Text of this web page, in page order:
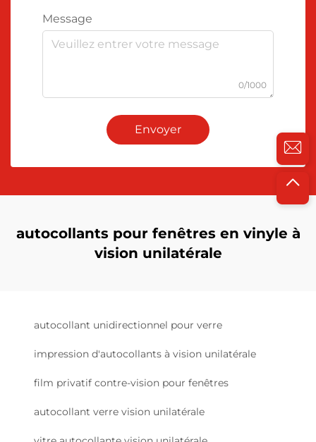
Message
0/1000
Envoyer
autocollants pour fenêtres en vinyle à
vision unilatérale
autocollant unidirectionnel pour verre
impression d'autocollants à vision unilatérale
film privatif contre-vision pour fenêtres
autocollant verre vision unilatérale